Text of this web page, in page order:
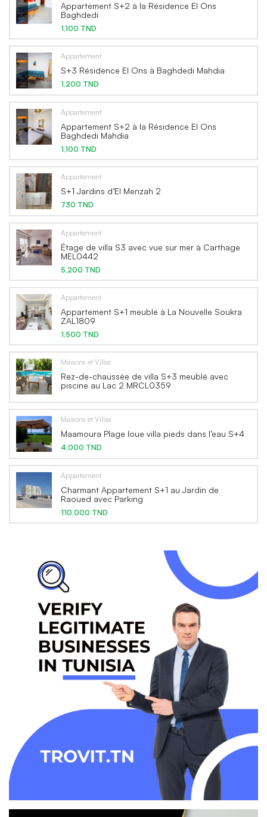
Appartement S+2 à la Résidence El Ons
Baghdedi
1,100 TND
Appartement
S+3 Résidence El Ons à Baghdedi Mahdia
1,200 TND
Appartement
Appartement S+2 à la Résidence El Ons
Baghdedi Mahdia
1,100 TND
Appartement
S+1 Jardins d’El Menzah 2
730 TND
Appartement
Étage de villa S3 avec vue sur mer à Carthage
MEL0442
5,200 TND
Appartement
Appartement S+1 meublé à La Nouvelle Soukra
ZAL1809
1,500 TND
Maisons et Villas
Rez-de-chaussée de villa S+3 meublé avec
piscine au Lac 2 MRCL0359
Maisons et Villas
Maamoura Plage loue villa pieds dans l’eau S+4
4,000 TND
Appartement
Charmant Appartement S+1 au Jardin de
Raoued avec Parking
110,000 TND